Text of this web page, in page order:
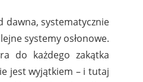
dawna, systematycznie
systemy osłonowe.
do każdego zakątka
jest wyjątkiem – i tutaj